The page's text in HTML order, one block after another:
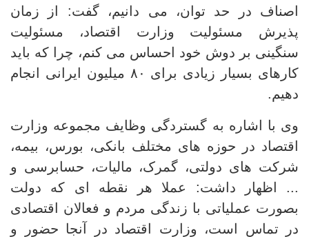
اصناف در حد توان، می دانیم، گفت: از زمان
پذیرش مسئولیت وزارت اقتصاد، مسئولیت
سنگینی بر دوش خود احساس می کنم، چرا که باید
کارهای بسیار زیادی برای ۸۰ میلیون ایرانی انجام
دهیم.
وی با اشاره به گستردگی وظایف مجموعه وزارت
اقتصاد در حوزه های مختلف بانکی، بورس، بیمه،
شرکت های دولتی، گمرک، مالیات، حسابرسی و
... اظهار داشت: عملا هر نقطه ای که دولت
بصورت عملیاتی با زندگی مردم و فعالان اقتصادی
در تماس است، وزارت اقتصاد در آنجا حضور و